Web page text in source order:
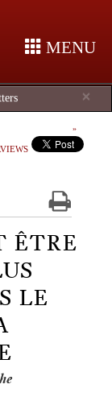
MENU
×
ÊTRE
LE